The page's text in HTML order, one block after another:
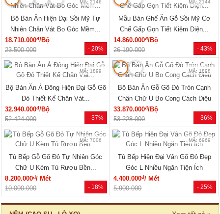
- 40%
Giường Ngủ Gỗ Sồi Mỹ Kẻ Rãnh
Hiện Đại Đẹp Giá Siêu Rẻ
5.940.000đ/Cái
9.960.000
- 33%
Giường Ngủ Sồi Tự Nhiên Chân
Thấp Hiện Đại Bo Góc Sang...
19.220.000
28.500.000
🔥 Combo giường tủ
MÃ: 2034
Bộ Giường Tủ Phòng Ngủ Gỗ Tự
Nhiên Vân Sồi Hiện Đại Giá...
12.375.000đ/Bộ
🔥 Bán chạy
MÃ: 7723
Giường Ngủ Gỗ Sồi Mỹ Thiết Kế
Hiện Đại Có Kệ Đầu...
11.770.000đ/Cái